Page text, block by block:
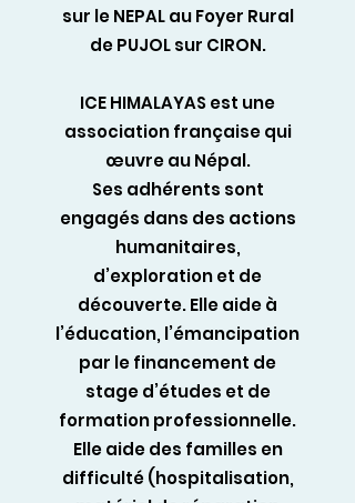
sur le NEPAL au Foyer Rural
de PUJOL sur CIRON.
ICE HIMALAYAS est une
association française qui
œuvre au Népal.
Ses adhérents sont
engagés dans des actions
humanitaires,
d’exploration et de
découverte. Elle aide à
l’éducation, l’émancipation
par le financement de
stage d’études et de
formation professionnelle.
Elle aide des familles en
difficulté (hospitalisation,